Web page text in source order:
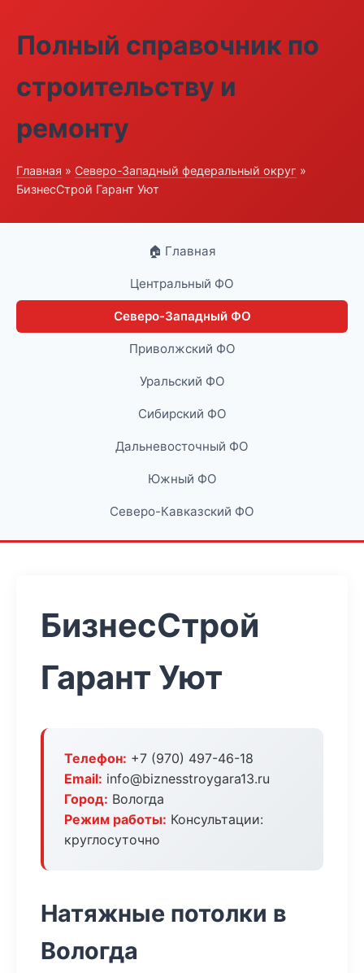
Полный справочник по
строительству и
ремонту
Главная » Северо-Западный федеральный округ »
БизнесСтрой Гарант Уют
🏠 Главная
Центральный ФО
Северо-Западный ФО
Приволжский ФО
Уральский ФО
Сибирский ФО
Дальневосточный ФО
Южный ФО
Северо-Кавказский ФО
БизнесСтрой
Гарант Уют
Телефон: +7 (970) 497-46-18
Email: info@biznesstroygara13.ru
Город: Вологда
Режим работы: Консультации:
круглосуточно
Натяжные потолки в
Вологда